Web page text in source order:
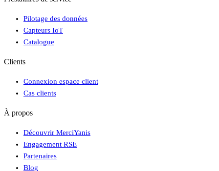
Pilotage des données
Capteurs IoT
Catalogue
Clients
Connexion espace client
Cas clients
À propos
Découvrir MerciYanis
Engagement RSE
Partenaires
Blog